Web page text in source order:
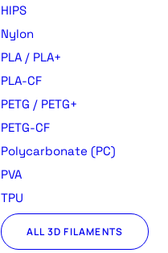
HIPS
Nylon
PLA / PLA+
PLA-CF
PETG / PETG+
PETG-CF
Polycarbonate (PC)
PVA
TPU
ALL 3D FILAMENTS